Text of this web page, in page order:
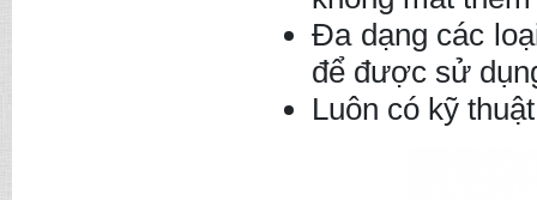
Đa dạng các
để được sử
Luôn có kỹ